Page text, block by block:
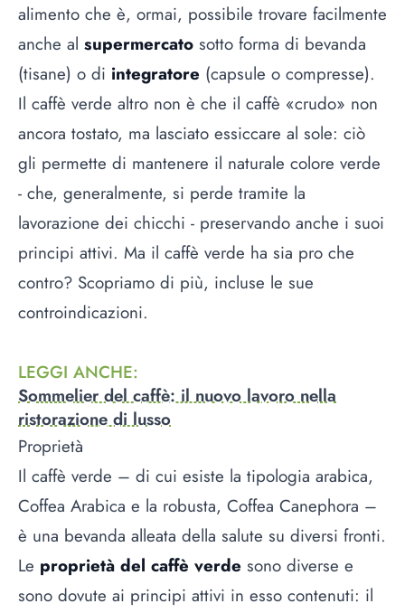
alimento che è, ormai, possibile trovare facilmente
anche al supermercato sotto forma di bevanda
(tisane) o di integratore (capsule o compresse).
Il caffè verde altro non è che il caffè «crudo» non
ancora tostato, ma lasciato essiccare al sole: ciò
gli permette di mantenere il naturale colore verde
- che, generalmente, si perde tramite la
lavorazione dei chicchi - preservando anche i suoi
principi attivi. Ma il caffè verde ha sia pro che
contro? Scopriamo di più, incluse le sue
controindicazioni.
LEGGI ANCHE:
Sommelier del caffè: il nuovo lavoro nella
ristorazione di lusso
Proprietà
Il caffè verde – di cui esiste la tipologia arabica,
Coffea Arabica e la robusta, Coffea Canephora –
è una bevanda alleata della salute su diversi fronti.
Le proprietà del caffè verde sono diverse e
sono dovute ai principi attivi in esso contenuti: il